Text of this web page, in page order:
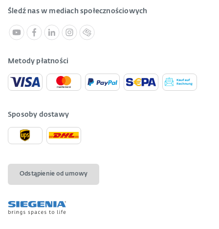
Śledź nas w mediach społecznościowych
Metody płatności
Sposoby dostawy
Odstąpienie od umowy